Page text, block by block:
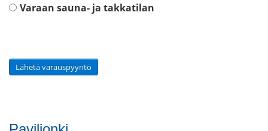
Varaan sauna- ja takkatilan
Lähetä varauspyyntö